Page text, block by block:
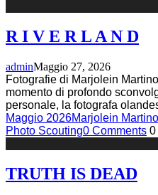
R I V E R L A N D
adminMaggio 27, 2026
Fotografie di Marjolein
momento di profondo
personale, la fotografa
Maggio 2026Marjolein
Photo Scouting0 Comments 0
TRUTH IS DEAD